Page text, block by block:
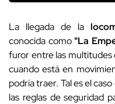
La llegada de la
conocida como"La
furor entre las multitudes
cuando está en
podría traer. Tal es el
las reglas de seguridad